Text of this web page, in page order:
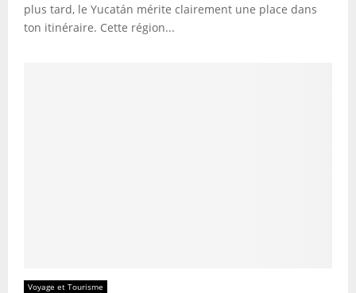
plus tard, le Yucatán mérite clairement une place dans
ton itinéraire. Cette région...
Voyage et Tourisme